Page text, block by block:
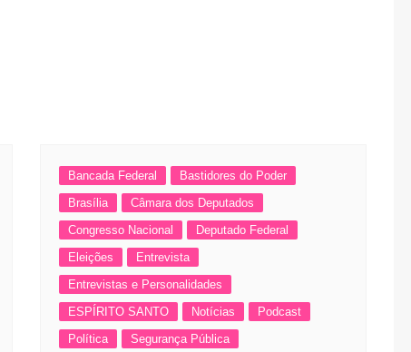
Bancada Federal
Bastidores do Poder
Brasília
Câmara dos Deputados
Congresso Nacional
Deputado Federal
Eleições
Entrevista
Entrevistas e Personalidades
ESPÍRITO SANTO
Notícias
Podcast
Política
Segurança Pública